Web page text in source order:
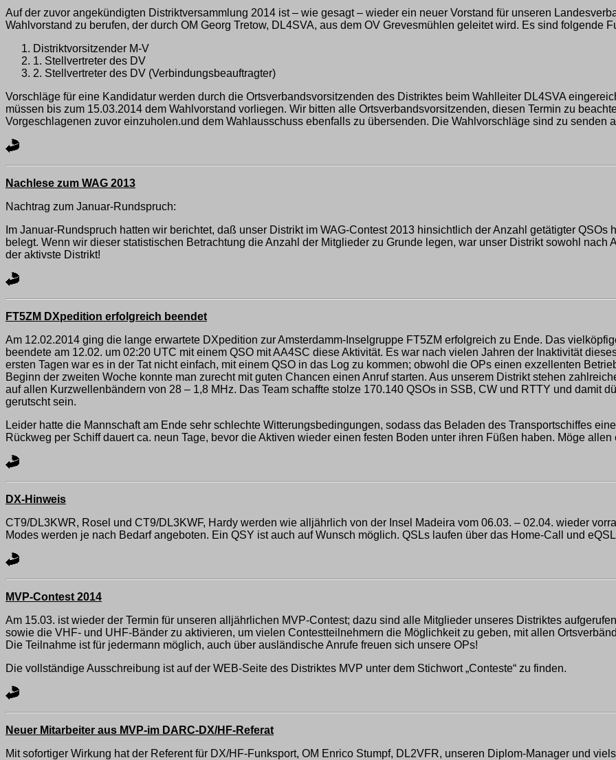
Auf der zuvor angekündigten Distriktversammlung 2014 ist – wie gesagt – wieder ein neuer Vorstand für unseren
Wahlvorstand zu berufen, der durch OM Georg Tretow, DL4SVA, aus dem OV Grevesmühlen geleitet wird. Es sind folgende
Distriktvorsitzender M-V
1. Stellvertreter des DV
2. Stellvertreter des DV (Verbindungsbeauftragter)
Vorschläge für eine Kandidatur werden durch die Ortsverbandsvorsitzenden des Distriktes beim Wahlleiter DL4SVA
müssen bis zum 15.03.2014 dem Wahlvorstand vorliegen. Wir bitten alle Ortsverbandsvorsitzenden, diesen Termin zu
Vorgeschlagenen zuvor einzuholen.und dem Wahlausschuss ebenfalls zu übersenden. Die Wahlvorschläge sind zu senden
Nachlese zum WAG 2013
Nachtrag zum Januar-Rundspruch:
Im Januar-Rundspruch hatten wir berichtet, daß unser Distrikt im WAG-Contest 2013 hinsichtlich der Anzahl getätigter
belegt. Wenn wir dieser statistischen Betrachtung die Anzahl der Mitglieder zu Grunde legen, war unser Distrikt sowohl nach
der aktivste Distrikt!
FT5ZM DXpedition erfolgreich beendet
Am 12.02.2014 ging die lange erwartete DXpedition zur Amsterdamm-Inselgruppe FT5ZM erfolgreich zu Ende. Das
beendete am 12.02. um 02:20 UTC mit einem QSO mit AA4SC diese Aktivität. Es war nach vielen Jahren der Inaktivität
ersten Tagen war es in der Tat nicht einfach, mit einem QSO in das Log zu kommen; obwohl die OPs einen exzellenten
Beginn der zweiten Woche konnte man zurecht mit guten Chancen einen Anruf starten. Aus unserem Distrikt stehen
auf allen Kurzwellenbändern von 28 – 1,8 MHz. Das Team schaffte stolze 170.140 QSOs in SSB, CW und RTTY und damit
gerutscht sein.
Leider hatte die Mannschaft am Ende sehr schlechte Witterungsbedingungen, sodass das Beladen des Transportschiffes
Rückweg per Schiff dauert ca. neun Tage, bevor die Aktiven wieder einen festen Boden unter ihren Füßen haben. Möge
DX-Hinweis
CT9/DL3KWR, Rosel und CT9/DL3KWF, Hardy werden wie alljährlich von der Insel Madeira vom 06.03. – 02.04. wieder
Modes werden je nach Bedarf angeboten. Ein QSY ist auch auf Wunsch möglich. QSLs laufen über das Home-Call und
MVP-Contest 2014
Am 15.03. ist wieder der Termin für unseren alljährlichen MVP-Contest; dazu sind alle Mitglieder unseres Distriktes
sowie die VHF- und UHF-Bänder zu aktivieren, um vielen Contestteilnehmern die Möglichkeit zu geben, mit allen
Die Teilnahme ist für jedermann möglich, auch über ausländische Anrufe freuen sich unsere OPs!
Die vollständige Ausschreibung ist auf der WEB-Seite des Distriktes MVP unter dem Stichwort „Conteste“ zu finden.
Neuer Mitarbeiter aus MVP-im DARC-DX/HF-Referat
Mit sofortiger Wirkung hat der Referent für DX/HF-Funksport, OM Enrico Stumpf, DL2VFR, unseren Diplom-Manager und